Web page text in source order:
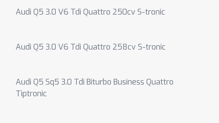
Audi Q5 3.0 V6 Tdi Quattro 250cv S-tronic
Audi Q5 3.0 V6 Tdi Quattro 258cv S-tronic
Audi Q5 Sq5 3.0 Tdi Biturbo Business Quattro
Tiptronic